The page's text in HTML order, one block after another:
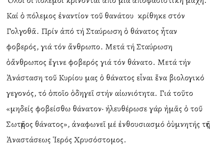
Καί ὁ πόλεμος ἐναντίον τοῦ θανάτου κρίθηκε στόν
Γολγοθᾶ. Πρίν ἀπό τή Σταύρωση ὁ θάνατος ἦταν
φοβερός, γιά τόν ἄνθρωπο. Μετά τή Σταύρωση
ὁἄνθρωπος ἔγινε φοβερός γιά τόν θάνατο. Μετά τήν
Ἀνάσταση τοῦ Κυρίου μας ὁ θάνατος εἶναι ἕνα βιολογικό
γεγονός, τό ὁποῖο ὁδηγεῖ στήν αἰωνιότητα. Γιά τοῦτο
«μηδείς φοβείσθω θάνατον· ἠλευθέρωσε γάρ ἡμᾶς ὁ τοῦ
Σωτῆρος θάνατος», ἀναφωνεῖ μέ ἐνθουσιασμό ὁὑμνητής τῆς
Ἀναστάσεως Ἱερός Χρυσόστομος.